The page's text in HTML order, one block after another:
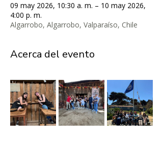
09 may 2026, 10:30 a. m. – 10 may 2026,
4:00 p. m.
Algarrobo, Algarrobo, Valparaíso, Chile
Acerca del evento